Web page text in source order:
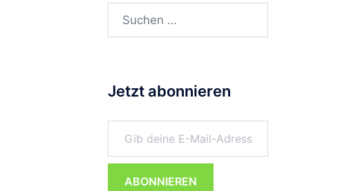
Suchen
Jetzt abonnieren
Gib deine E-Mail-Adresse ein ...
ABONNIEREN